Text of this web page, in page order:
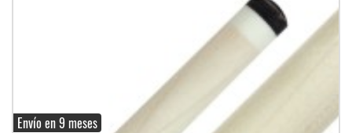
Envío en 9 meses